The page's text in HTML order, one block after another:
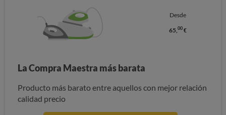
Desde
65, 00€
La Compra Maestra más barata
Producto más barato entre aquellos con mejor relación
calidad precio